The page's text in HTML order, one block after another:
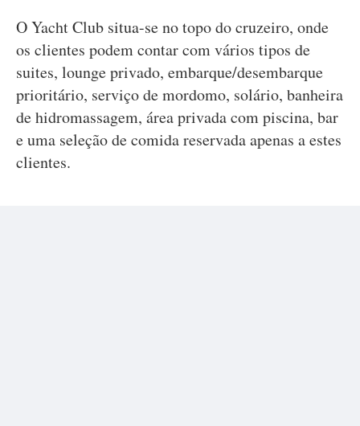
O Yacht Club situa-se no topo do cruzeiro, onde
os clientes podem contar com vários tipos de
suites, lounge privado, embarque/desembarque
prioritário, serviço de mordomo, solário, banheira
de hidromassagem, área privada com piscina, bar
e uma seleção de comida reservada apenas a estes
clientes.